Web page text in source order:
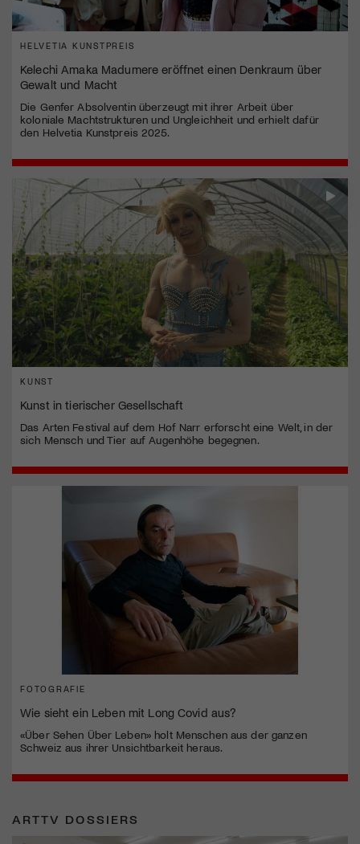
HELVETIA KUNSTPREIS
Kelechi Amaka Madumere eröffnet einen Denkraum über
Gewalt und Macht
Die Genfer Absolventin überzeugt mit ihrer Arbeit über
koloniale Machtstrukturen und Ungleichheit und erhielt dafür
den Helvetia Kunstpreis 2025.
KUNST
Kunst in tierischer Gesellschaft
Das Arten Festival auf dem Hof Narr erforscht eine Welt, in der
sich Mensch und Tier auf Augenhöhe begegnen.
FOTOGRAFIE
Wie sieht ein Leben mit Long Covid aus?
«Über Sehen Über Leben» holt Menschen aus der ganzen
Schweiz aus ihrer Unsichtbarkeit heraus.
ARTTV DOSSIERS